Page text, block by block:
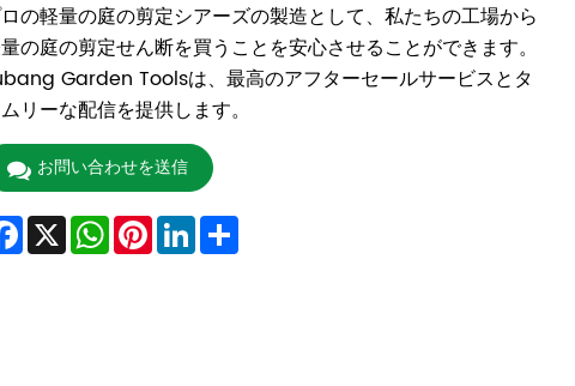
の軽量の庭の剪定シアーズの製造として、私たちの工場から
の庭の剪定せん断を買うことを安心させることができます。
Garden Toolsは、最高のアフターセールサービスとタ
リーな配信を提供します。
お問い合わせを送信
Facebook
X WhatsApp
Pinterest
LinkedIn